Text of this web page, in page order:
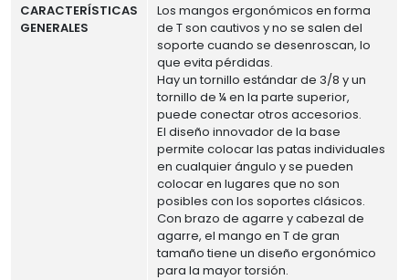
CARACTERÍSTICAS
GENERALES
Los mangos ergonómicos en forma
de T son cautivos y no se salen del
soporte cuando se desenroscan, lo
que evita pérdidas.
Hay un tornillo estándar de 3/8 y un
tornillo de ¼ en la parte superior,
puede conectar otros accesorios.
El diseño innovador de la base
permite colocar las patas individuales
en cualquier ángulo y se pueden
colocar en lugares que no son
posibles con los soportes clásicos.
Con brazo de agarre y cabezal de
agarre, el mango en T de gran
tamaño tiene un diseño ergonómico
para la mayor torsión.